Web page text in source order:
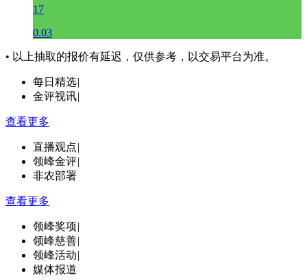
17
0.03
• 以上抽取的报价有延迟，仅供参考，以交易平台为准。
每日精选|
金评视讯|
查看更多
直播观点|
领峰金评|
非农部署
查看更多
领峰奖项|
领峰慈善|
领峰活动|
媒体报道